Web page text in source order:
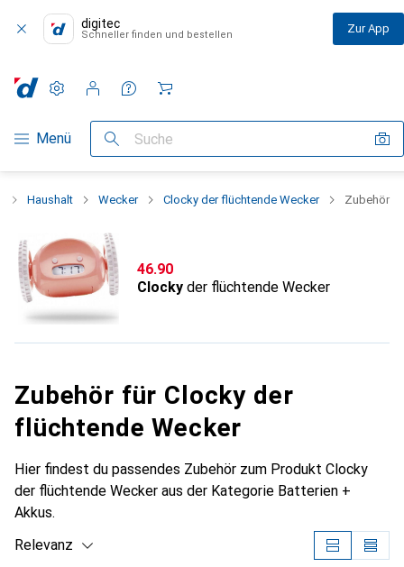
digitec
Schneller finden und bestellen Zur App
Navigation nach Kategorien
Menü Suche
Einstellungen
Kundenkonto
Vergleichslisten
Merklisten
Warenkorb
Haushalt Wecker Clocky der flüchtende Wecker Zubehör
CHF
46.90
Clocky der flüchtende Wecker
Zubehör für Clocky der
flüchtende Wecker
Hier findest du passendes Zubehör zum Produkt Clocky
der flüchtende Wecker aus der Kategorie Batterien +
Akkus.
Relevanz